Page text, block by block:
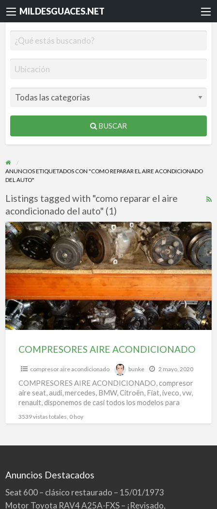
MILDESGUACES.NET
BUSCAR
ANUNCIOS ETIQUETADOS CON "COMO REPARAR EL AIRE ACONDICIONADO
DEL AUTO"
Listings tagged with "como reparar el aire
acondicionado del auto" (1)
COMPRESORES
AIRE
ACONDICIONADO
COMPRESORES AIRE ACONDICIONADO
compresor aire acondicionado bunke 2 mayo, 2020
COMPRESORES AIRE ACONDICIONADO, compresor
aire seat, audi, mercedes, BMW, Citroën, Fiat, iveco, vw,
renault, disponemos de casi todos los modelos para
3539 vistas totales, 0 hoy
Anuncios Destacados
Seat 600 – clásico restaurado – 15/01/1973
Motor Toyota RAV4 A25A-FXS – ¡Revisado,